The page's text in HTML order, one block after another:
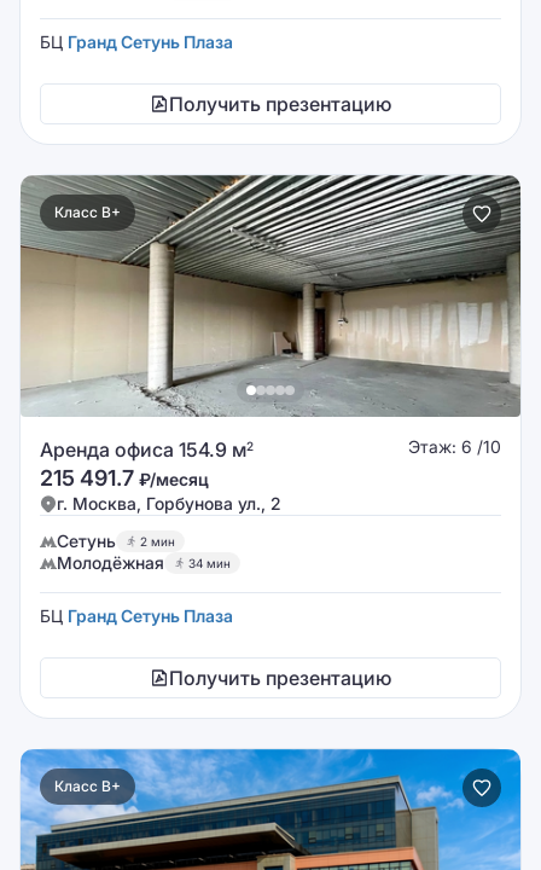
БЦ Гранд Сетунь Плаза
Получить презентацию
Класс B+
Аренда офиса 154.9 м2 Этаж: 6 /10
215 491.7 ₽/месяц
г. Москва, Горбунова ул., 2
Сетунь
2 мин
Молодёжная 34 мин
БЦ Гранд Сетунь Плаза
Получить презентацию
Класс B+